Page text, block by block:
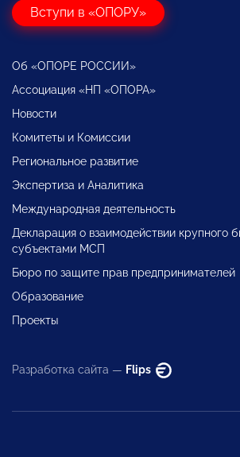
Вступи в «ОПОРУ»
Об «ОПОРЕ РОССИИ»
Ассоциация «НП «ОПОРА»
Новости
Комитеты и Комиссии
Региональное развитие
Экспертиза и Аналитика
Международная деятельность
Декларация о взаимодействии крупного
субъектами МСП
Бюро по защите прав предпринимателей
Образование
Проекты
Разработка сайта — Flips